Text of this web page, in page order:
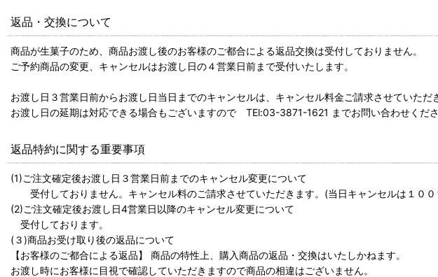
返品・交換について
商品が生菓子のため、商品お渡し後のお客様のご都合による返品交換は受付しておりません。
ご予約商品の変更、キャンセルはお渡し日の４営業日前まで受付いたします。
お渡し日３営業日前からお渡し日当日までのキャンセルは、キャンセル料金ご請求させていた
お渡し日の延期は対応できる場合もございますので TEl:03-3871-1621 までお問い合わせくだ
返品特約に関する重要事項
(1)ご注文確定後お渡し日３営業日前までのキャンセル変更について
受付しておりません。キャンセル料のご請求させていただきます。(当日キャンセルは１００
(2)ご注文確定後お渡し日4営業日以降のキャンセル変更について
受付しております。
(３)商品お受け取り後の返品について
【お客様のご都合による返品】 商品の特性上、購入商品の返品・交換はいたしかねます。
お渡し時にお客様に目視で確認していただきますので商品の相違はございません。